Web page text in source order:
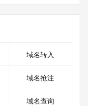
域名转入
域名抢注
域名查询